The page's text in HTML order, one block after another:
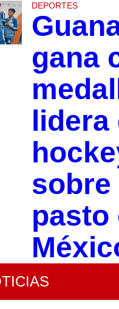
DEPORTES
gana
lidera
sobre
pasto